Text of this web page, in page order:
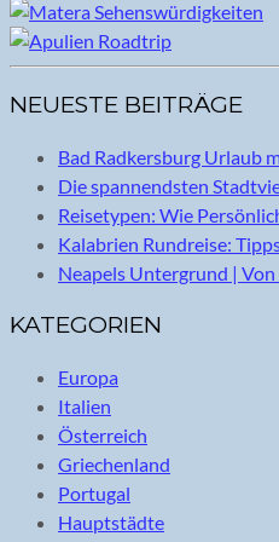
NEUESTE BEITRÄGE
Bad Radkersburg Urlaub
Die spannendsten
Reisetypen: Wie
Kalabrien Rundreise:
Neapels Untergrund |
KATEGORIEN
Europa
Italien
Österreich
Griechenland
Portugal
Hauptstädte